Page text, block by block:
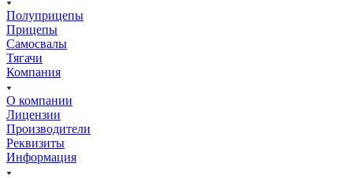
Полуприцепы
Прицепы
Самосвалы
Тягачи
Компания
О компании
Лицензии
Производители
Реквизиты
Информация